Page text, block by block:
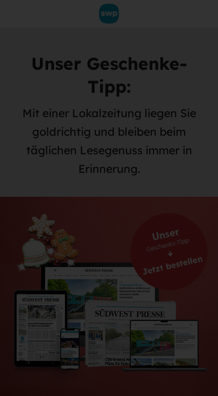
Unser Geschenke-
Tipp:
Mit einer Lokalzeitung liegen Sie
goldrichtig und bleiben beim
täglichen Lesegenuss immer in
Erinnerung.